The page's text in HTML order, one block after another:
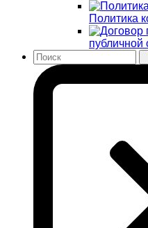
Политика